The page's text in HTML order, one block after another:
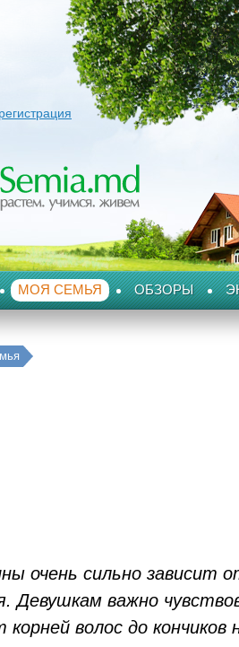
МОЯ СЕМЬЯ ОБЗОРЫ
очень сильно зависит
Девушкам важно
волос до кончиков